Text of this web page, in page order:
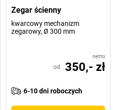
Zegar ścienny
kwarcowy mechanizm
zegarowy, Ø 300 mm
netto
od 350,- zł
6-10 dni roboczych